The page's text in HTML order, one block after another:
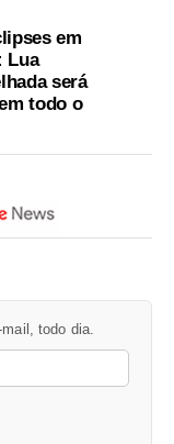
em
Lua
será
todo o
todo dia.